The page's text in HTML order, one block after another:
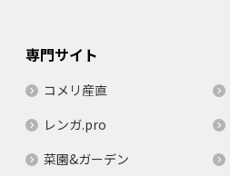
専門サイト
コメリ産直
レンガ.pro
菜園&ガーデン